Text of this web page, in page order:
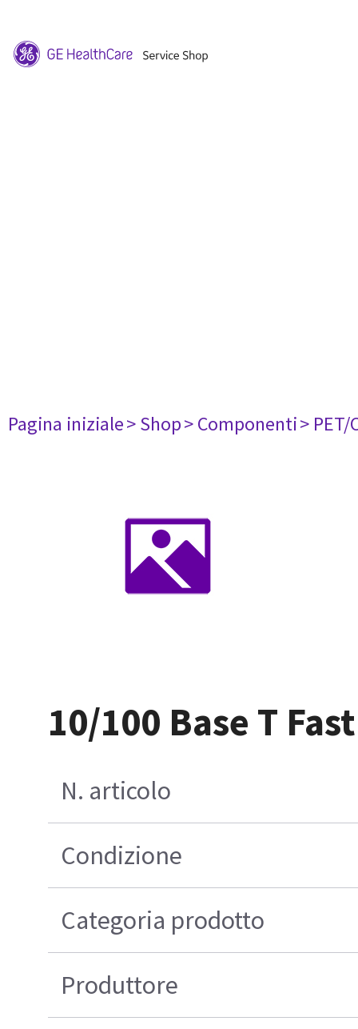
Pagina iniziale> Shop> Componenti> PET/
10/100 Base T
N. articolo
Condizione
Categoria prodotto
Produttore